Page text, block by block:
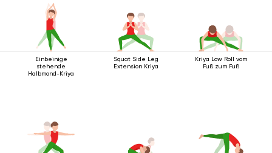
Einbeinige
stehende
Halbmond-Kriya
Squat Side Leg
Extension Kriya
Kriya Low Roll vom
Fuß zum Fuß